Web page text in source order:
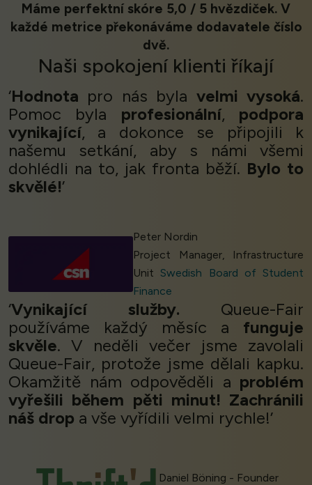
Máme perfektní skóre 5,0 / 5 hvězdiček. V
každé metrice překonáváme dodavatele číslo
dvě.
Naši spokojení klienti říkají
‘Hodnota pro nás byla velmi vysoká.
Pomoc byla profesionální, podpora
vynikající, a dokonce se připojili k
našemu setkání, aby s námi všemi
dohlédli na to, jak fronta běží. Bylo to
skvělé!’
Peter Nordin
Project Manager, Infrastructure
Unit Swedish Board of Student
Finance
‘Vynikající služby. Queue-Fair
používáme každý měsíc a funguje
skvěle. V neděli večer jsme zavolali
Queue-Fair, protože jsme dělali kapku.
Okamžitě nám odpověděli a problém
vyřešili během pěti minut! Zachránili
náš drop a vše vyřídili velmi rychle!’
Daniel Böning - Founder